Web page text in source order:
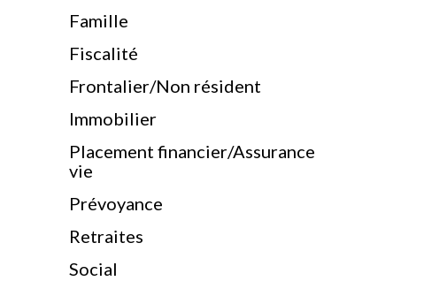
Famille
Fiscalité
Frontalier/Non résident
Immobilier
Placement financier/Assurance
vie
Prévoyance
Retraites
Social